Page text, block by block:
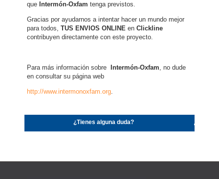
que Intermón-Oxfam tenga previstos.
Gracias por ayudarnos a intentar hacer un mundo mejor
para todos, TUS ENVIOS ONLINE enClickline
contribuyen directamente con este proyecto.
Para más información sobre Intermón-Oxfam, no dude
en consultar su página web
http://www.intermonoxfam.org.
¿Tienes alguna duda?